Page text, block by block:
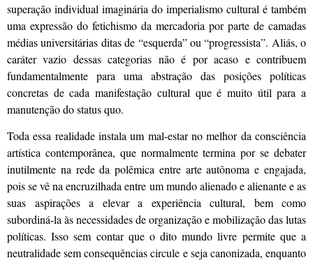
superação individual imaginária do imperialismo cultural é também
uma expressão do fetichismo da mercadoria por parte de camadas
médias universitárias ditas de “esquerda” ou “progressista”. Aliás, o
caráter vazio dessas categorias não é por acaso e contribuem
fundamentalmente para uma abstração das posições políticas
concretas de cada manifestação cultural que é muito útil para a
manutenção do status quo.
Toda essa realidade instala um mal-estar no melhor da consciência
artística contemporânea, que normalmente termina por se debater
inutilmente na rede da polêmica entre arte autônoma e engajada,
pois se vê na encruzilhada entre um mundo alienado e alienante e as
suas aspirações a elevar a experiência cultural, bem como
subordiná-la às necessidades de organização e mobilização das lutas
políticas. Isso sem contar que o dito mundo livre permite que a
neutralidade sem consequências circule e seja canonizada, enquanto